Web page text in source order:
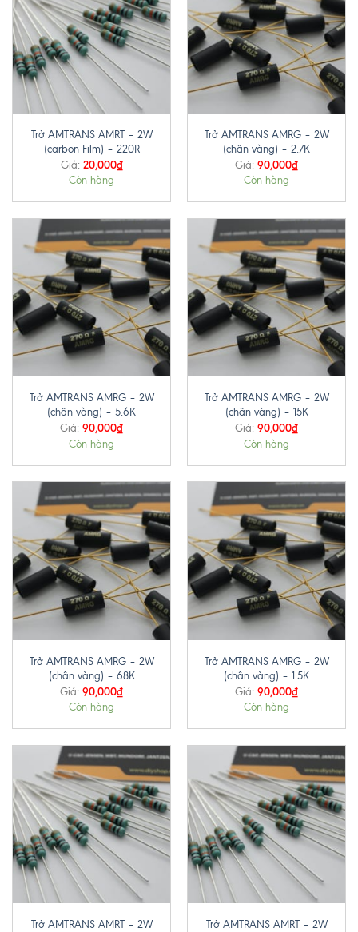
Trở AMTRANS AMRT – 2W
(carbon Film) – 220R
Giá: 20,000₫
Còn hàng
Trở AMTRANS AMRG – 2W
(chân vàng) – 2.7K
Giá: 90,000₫
Còn hàng
Trở AMTRANS AMRG – 2W
(chân vàng) – 5.6K
Giá: 90,000₫
Còn hàng
Trở AMTRANS AMRG – 2W
(chân vàng) – 15K
Giá: 90,000₫
Còn hàng
Trở AMTRANS AMRG – 2W
(chân vàng) – 68K
Giá: 90,000₫
Còn hàng
Trở AMTRANS AMRG – 2W
(chân vàng) – 1.5K
Giá: 90,000₫
Còn hàng
Trở AMTRANS AMRT – 2W
Trở AMTRANS AMRT – 2W